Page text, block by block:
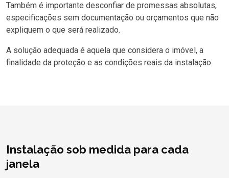
Também é importante desconfiar de promessas absolutas,
especificações sem documentação ou orçamentos que não
expliquem o que será realizado.
A solução adequada é aquela que considera o imóvel, a
finalidade da proteção e as condições reais da instalação.
Instalação sob medida para cada
janela